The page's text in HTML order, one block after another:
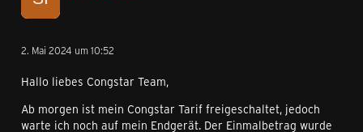
2. Mai 2024 um 10:52
Hallo liebes Congstar Team,
Ab morgen ist mein Congstar Tarif freigeschaltet, jedoch
warte ich noch auf mein Endgerät. Der Einmalbetrag wurde